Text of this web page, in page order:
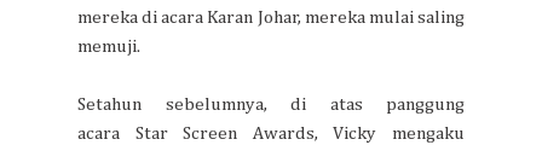
mereka di acara Karan Johar, mereka mulai saling
memuji.
Setahun sebelumnya, di atas panggung
acara Star Screen Awards, Vicky mengaku